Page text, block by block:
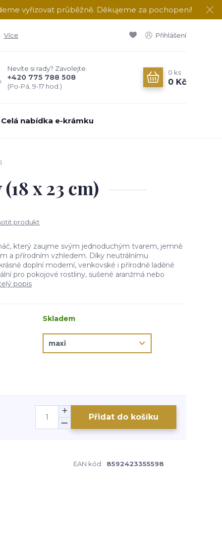
vyřizovat průběžně. Děkujeme za pochopení!
Více Přihlášení
Nevíte si rady? Zavolejte.
+420 775 788 508
(Po-Pá, 9-17 hod.)
0 ks
0 Kč
Celá nabídka e-krámku
x 23 cm)
produkt
který zaujme svým jednoduchým tvarem, jemně
a přírodním vzhledem. Díky neutrálnímu
doplní moderní, venkovské i přírodně laděné
pro pokojové rostliny, sušené aranžmá nebo
popis
Skladem
Přidat do košíku
EAN kód:
8592423355598